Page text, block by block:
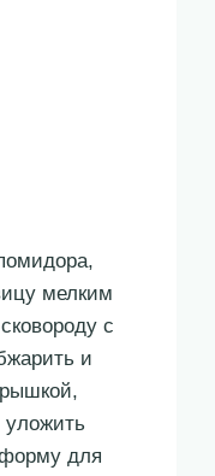
мелким
с
и
уложить
для